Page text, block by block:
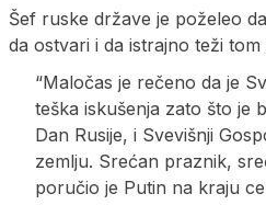
Šef ruske države je poželeo
da ostvari i da istrajno teži tom
“Maločas je rečeno da je
teška iskušenja zato što je
Dan Rusije, i Svevišnji
zemlju. Srećan praznik,
poručio je Putin na kraju